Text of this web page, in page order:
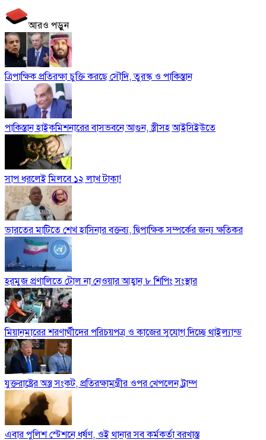
আরও পড়ুন
ত্রিপাক্ষিক প্রতিরক্ষা চুক্তি করছে সৌদি, তুরস্ক ও পাকিস্তান
পাকিস্তান হাইকমিশনারের বাসভবনে আগুন, স্ত্রীসহ আইসিইউতে
সাপ ধরলেই মিলবে ১২ লাখ টাকা!
ভারতের মাটিতে শেখ হাসিনার বক্তব্য, দ্বিপাক্ষিক সম্পর্কের জন্য ক্ষতিকর
হরমুজ প্রণালিতে টোল না নেওয়ার আহ্বান ৮ শিপিং সংস্থার
মিয়ানমারের শরণার্থীদের পরিচয়পত্র ও কাজের সুযোগ দিচ্ছে থাইল্যান্ড
যুক্তরাষ্ট্রের অস্ত্র সংকট, প্রতিরক্ষামন্ত্রীর ওপর খেপলেন ট্রাম্প
এবার পুলিশ স্টেশনে ধর্ষণ, ওই থানার সব কর্মকর্তা বরখাস্ত